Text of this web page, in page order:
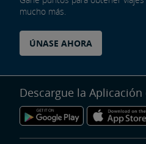
mucho más.
ÚNASE AHORA
Descargue la Aplicación